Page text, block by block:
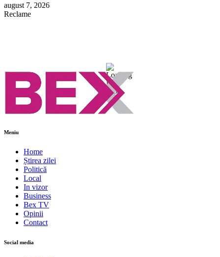
august 7, 2026
Reclame
Meniu
Home
Știrea zilei
Politică
Local
In vizor
Business
Bex TV
Opinii
Contact
Social media